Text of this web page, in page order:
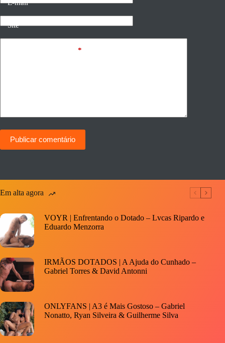
E-mail
Site
*
Publicar comentário
Em alta agora
VOYR | Enfrentando o Dotado – Lvcas Ripardo e
Eduardo Menzorra
IRMÃOS DOTADOS | A Ajuda do Cunhado –
Gabriel Torres & David Antonni
ONLYFANS | A3 é Mais Gostoso – Gabriel
Nonatto, Ryan Silveira & Guilherme Silva